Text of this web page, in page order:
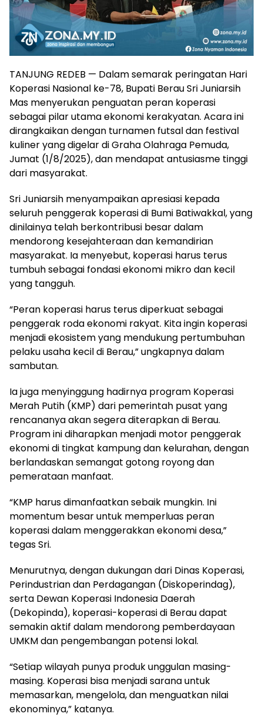
TANJUNG REDEB — Dalam semarak peringatan Hari
Koperasi Nasional ke-78, Bupati Berau Sri Juniarsih
Mas menyerukan penguatan peran koperasi
sebagai pilar utama ekonomi kerakyatan. Acara ini
dirangkaikan dengan turnamen futsal dan festival
kuliner yang digelar di Graha Olahraga Pemuda,
Jumat (1/8/2025), dan mendapat antusiasme tinggi
dari masyarakat.
Sri Juniarsih menyampaikan apresiasi kepada
seluruh penggerak koperasi di Bumi Batiwakkal, yang
dinilainya telah berkontribusi besar dalam
mendorong kesejahteraan dan kemandirian
masyarakat. Ia menyebut, koperasi harus terus
tumbuh sebagai fondasi ekonomi mikro dan kecil
yang tangguh.
“Peran koperasi harus terus diperkuat sebagai
penggerak roda ekonomi rakyat. Kita ingin koperasi
menjadi ekosistem yang mendukung pertumbuhan
pelaku usaha kecil di Berau,” ungkapnya dalam
sambutan.
Ia juga menyinggung hadirnya program Koperasi
Merah Putih (KMP) dari pemerintah pusat yang
rencananya akan segera diterapkan di Berau.
Program ini diharapkan menjadi motor penggerak
ekonomi di tingkat kampung dan kelurahan, dengan
berlandaskan semangat gotong royong dan
pemerataan manfaat.
“KMP harus dimanfaatkan sebaik mungkin. Ini
momentum besar untuk memperluas peran
koperasi dalam menggerakkan ekonomi desa,”
tegas Sri.
Menurutnya, dengan dukungan dari Dinas Koperasi,
Perindustrian dan Perdagangan (Diskoperindag),
serta Dewan Koperasi Indonesia Daerah
(Dekopinda), koperasi-koperasi di Berau dapat
semakin aktif dalam mendorong pemberdayaan
UMKM dan pengembangan potensi lokal.
“Setiap wilayah punya produk unggulan masing-
masing. Koperasi bisa menjadi sarana untuk
memasarkan, mengelola, dan menguatkan nilai
ekonominya,” katanya.